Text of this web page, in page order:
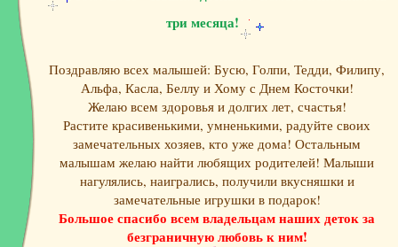
три месяца!
Поздравляю всех малышей: Бусю, Голпи, Тедди, Филипу,
Альфа, Касла, Беллу и Хому с Днем Косточки!
Желаю всем здоровья и долгих лет, счастья!
Растите красивенькими, умненькими, радуйте своих
замечательных хозяев, кто уже дома! Остальным
малышам желаю найти любящих родителей! Малыши
нагулялись, наигрались, получили вкусняшки и
замечательные игрушки в подарок!
Большое спасибо всем владельцам наших деток за
безграничную любовь к ним!